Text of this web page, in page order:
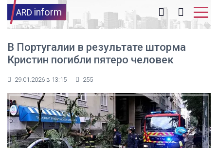
ARD inform
В Португалии в результате шторма
Кристин погибли пятеро человек
29.01.2026 в 13:15 255